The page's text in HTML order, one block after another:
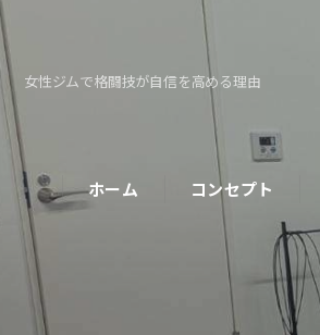
女性ジムで格闘技が自信を高める理由
ホーム コンセプト